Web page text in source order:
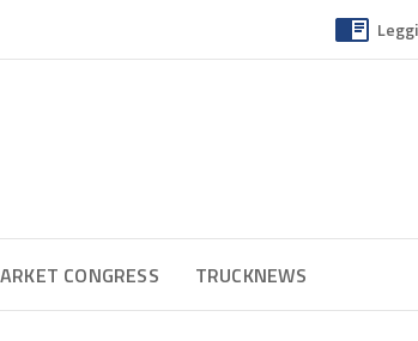
CONGRESS TRUCKNEWS